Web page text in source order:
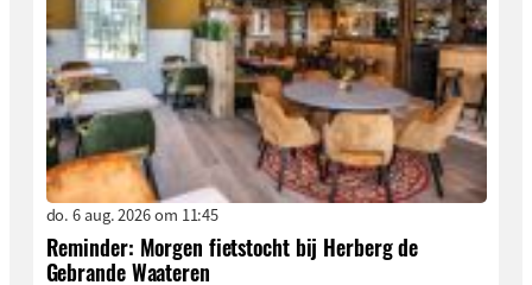
do. 6 aug. 2026 om 11:45
Reminder: Morgen fietstocht bij Herberg de
Gebrande Waateren